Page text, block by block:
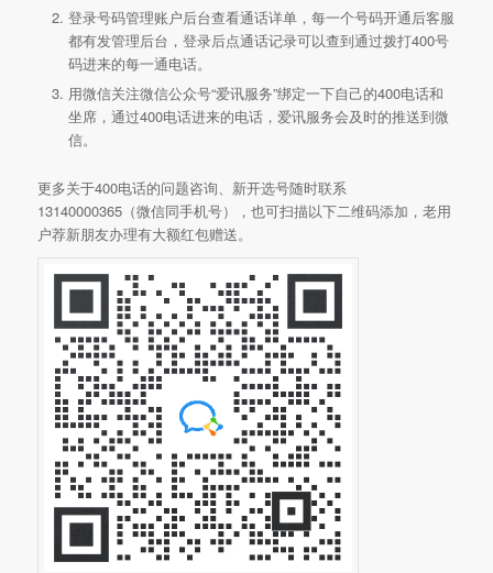
登录号码管理账户后台查看通话详单，每一个号码开通后客服
都有发管理后台，登录后点通话记录可以查到通过拨打400号
码进来的每一通电话。
用微信关注微信公众号“爱讯服务”绑定一下自己的400电话和
坐席，通过400电话进来的电话，爱讯服务会及时的推送到微
信。
更多关于400电话的问题咨询、新开选号随时联系
13140000365（微信同手机号），也可扫描以下二维码添加，老用
户荐新朋友办理有大额红包赠送。